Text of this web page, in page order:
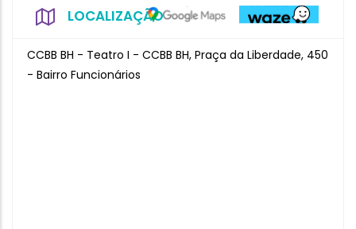
LOCALIZAÇÃO
CCBB BH - Teatro I - CCBB BH, Praça da Liberdade, 450
- Bairro Funcionários